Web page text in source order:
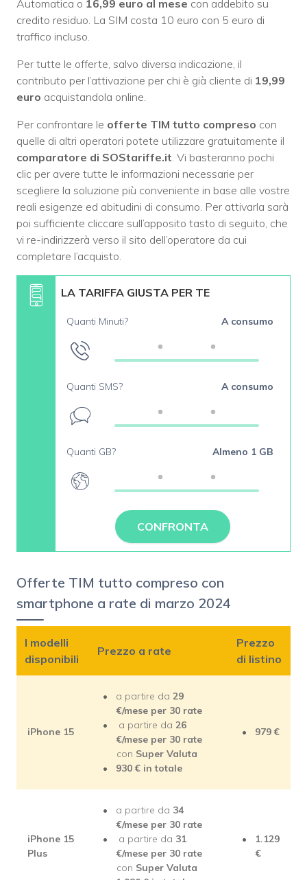
Automatica o 16,99 euro al mese con addebito su
credito residuo. La SIM costa 10 euro con 5 euro di
traffico incluso.
Per tutte le offerte, salvo diversa indicazione, il
contributo per l’attivazione per chi è già cliente di 19,99
euro acquistandola online.
Per confrontare le offerte TIM tutto compreso con
quelle di altri operatori potete utilizzare gratuitamente il
comparatore di SOStariffe.it. Vi basteranno pochi
clic per avere tutte le informazioni necessarie per
scegliere la soluzione più conveniente in base alle vostre
reali esigenze ed abitudini di consumo. Per attivarla sarà
poi sufficiente cliccare sull’apposito tasto di seguito, che
vi re-indirizzerà verso il sito dell’operatore da cui
completare l’acquisto.
LA TARIFFA GIUSTA PER TE
Quanti Minuti? A consumo
Quanti SMS? A consumo
Quanti GB? Almeno 1 GB
CONFRONTA
Offerte TIM tutto compreso con
smartphone a rate di marzo 2024
I modelli
disponibili
Prezzo a rate
Prezzo
di listino
iPhone 15
a partire da 29
€/mese per 30 rate
a partire da 26
€/mese per 30 rate
con Super Valuta
930 € in totale
979 €
iPhone 15
Plus
a partire da 34
€/mese per 30 rate
a partire da 31
€/mese per 30 rate
con Super Valuta
1.129
€